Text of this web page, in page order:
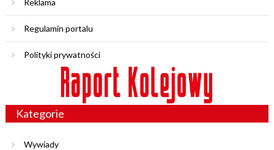
Reklama
Regulamin portalu
Polityki prywatności
Kategorie
Wywiady